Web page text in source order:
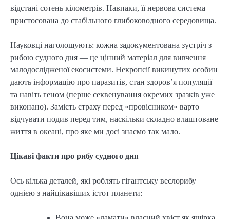
відстані сотень кілометрів. Навпаки, її нервова система
пристосована до стабільного глибоководного середовища.
Науковці наголошують: кожна задокументована зустріч з
рибою судного дня — це цінний матеріал для вивчення
малодослідженої екосистеми. Некропсії викинутих особин
дають інформацію про паразитів, стан здоров’я популяції
та навіть геном (перше секвенування окремих зразків уже
виконано). Замість страху перед «провісником» варто
відчувати подив перед тим, наскільки складно влаштоване
життя в океані, про яке ми досі знаємо так мало.
Цікаві факти про рибу судного дня
Ось кілька деталей, які роблять гігантську веслорибу
однією з найцікавіших істот планети: